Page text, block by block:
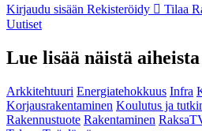
Kirjaudu sisään Rekisteröidy Tilaa
Uutiset
Lue lisää näistä aiheista
Arkkitehtuuri Energiatehokkuus Infra
Korjausrakentaminen Koulutus ja
Rakennustuote Rakentaminen